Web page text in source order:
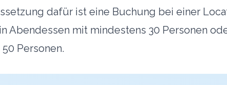
dafür ist eine Buchung bei einer
Abendessen mit mindestens 30 Personen
Personen.